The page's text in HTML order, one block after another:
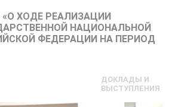
ХОДЕ РЕАЛИЗАЦИИ
НАЦИОНАЛЬНОЙ
ФЕДЕРАЦИИ НА ПЕРИОД
ДОКЛАДЫ И
ВЫСТУПЛЕНИЯ